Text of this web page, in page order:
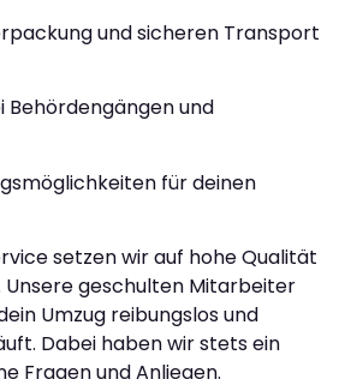
und sicheren Transport
Behördengängen und
für deinen
setzen wir auf hohe Qualität
Unsere geschulten Mitarbeiter
Umzug reibungslos und
Dabei haben wir stets ein
Fragen und Anliegen.